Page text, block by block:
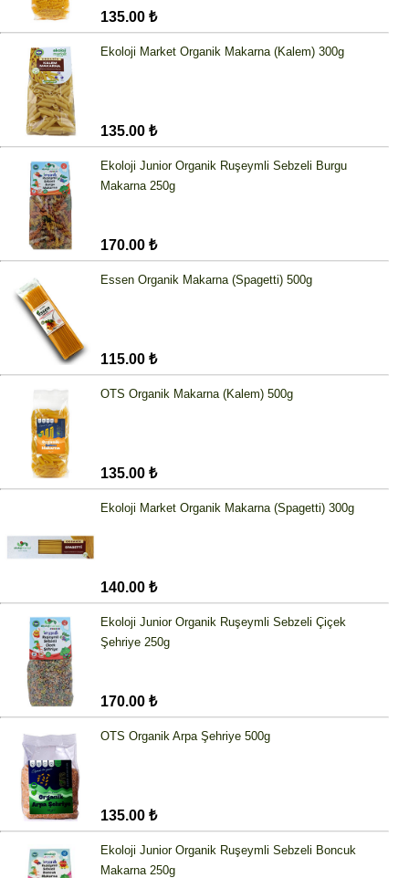
135.00 ₺
Ekoloji Market Organik Makarna (Kalem) 300g
135.00 ₺
Ekoloji Junior Organik Ruşeymli Sebzeli Burgu
Makarna 250g
170.00 ₺
Essen Organik Makarna (Spagetti) 500g
115.00 ₺
OTS Organik Makarna (Kalem) 500g
135.00 ₺
Ekoloji Market Organik Makarna (Spagetti) 300g
140.00 ₺
Ekoloji Junior Organik Ruşeymli Sebzeli Çiçek
Şehriye 250g
170.00 ₺
OTS Organik Arpa Şehriye 500g
135.00 ₺
Ekoloji Junior Organik Ruşeymli Sebzeli Boncuk
Makarna 250g